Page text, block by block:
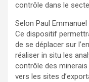
contrôle dans le
Selon Paul
Ce dispositif
de se déplacer sur
réaliser in situ les
contrôle des
vers les sites